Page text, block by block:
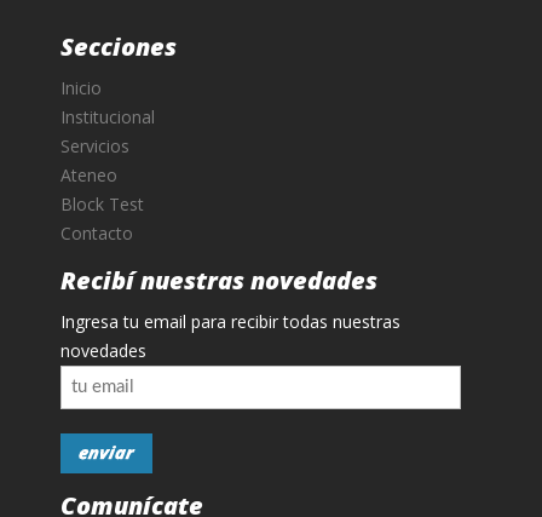
Secciones
Inicio
Institucional
Servicios
Ateneo
Block Test
Contacto
Recibí nuestras novedades
Ingresa tu email para recibir todas nuestras
novedades
Comunícate